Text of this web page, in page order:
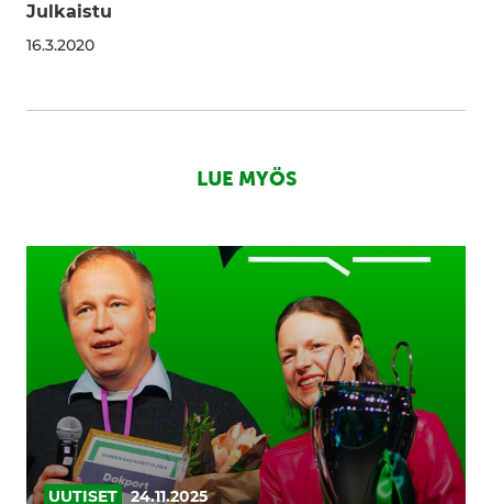
Julkaistu
16.3.2020
LUE MYÖS
suunta
kasvulle:
satoja
sparrauspaikkoja
pk-
yrityksille
UUTISET 24.11.2025